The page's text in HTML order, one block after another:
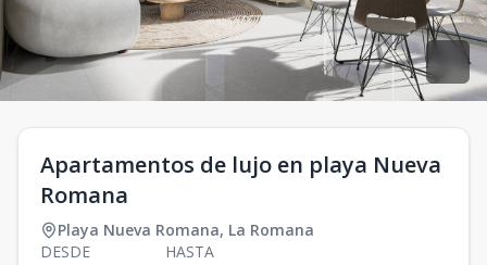
Apartamentos de lujo en playa Nueva
Romana
Playa Nueva Romana, La Romana
DESDE
HASTA